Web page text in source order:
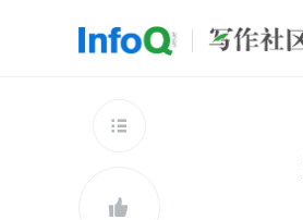
查看更多

